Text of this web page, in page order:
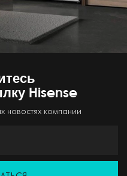
Hisense
новостях компании